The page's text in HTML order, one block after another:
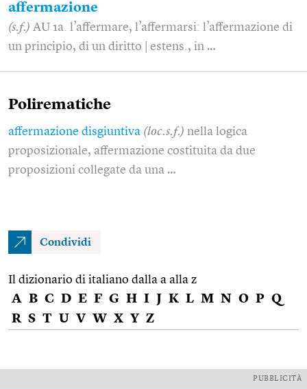
affermazione
(s.f.) AU 1a. l’affermare, l’affermarsi: l’affermazione di
un principio, di un diritto | estens., in …
Polirematiche
affermazione disgiuntiva (loc.s.f.) nella logica
proposizionale, affermazione costituita da due
proposizioni collegate da una …
Condividi
Il dizionario di italiano dalla a alla z
A B C D E F G H I J K L M N O P Q
R S T U V W X Y Z
PUBBLICITÀ